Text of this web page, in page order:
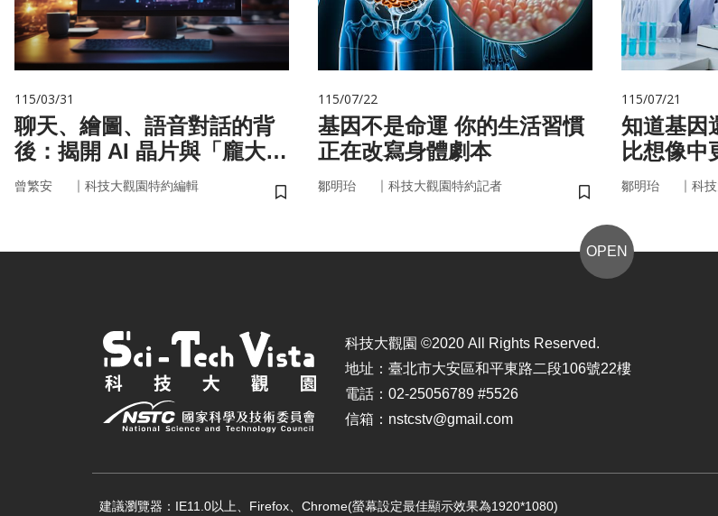
115/03/31
聊天、繪圖、語音對話的背
後：揭開 AI 晶片與「龐大算
力」的真面目
曾繁安 ｜ 科技大觀園特約編輯
儲存書籤
115/07/22
基因不是命運 你的生活習慣
正在改寫身體劇本
鄒明珆 ｜ 科技大觀園特約記者
儲存書籤
115/07/21
知道基因還不夠
比想像中
鄒明珆 ｜ 科
OPEN
科技大觀園 ©2020 All Rights Reserved.
地址：臺北市大安區和平東路二段106號22樓
電話：02-25056789 #5526
信箱：nstcstv@gmail.com
建議瀏覽器：IE11.0以上、Firefox、Chrome(螢幕設定最佳顯示效果為1920*1080)